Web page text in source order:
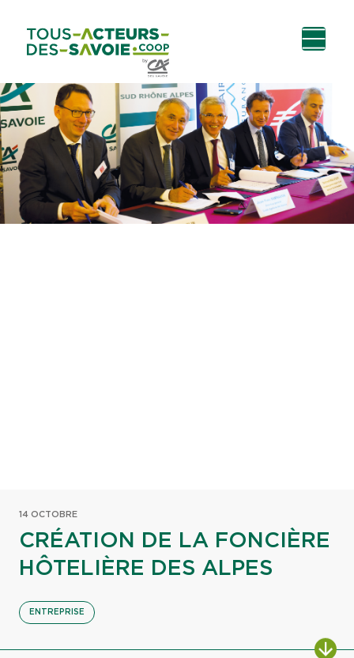
contenu
principal
14 OCTOBRE
CRÉATION DE LA FONCIÈRE
HÔTELIÈRE DES ALPES
ENTREPRISE